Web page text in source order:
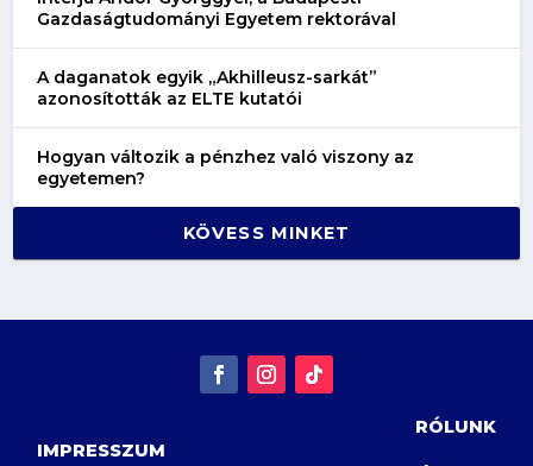
Gazdaságtudományi Egyetem rektorával
A daganatok egyik „Akhilleusz-sarkát”
azonosították az ELTE kutatói
Hogyan változik a pénzhez való viszony az
egyetemen?
KÖVESS MINKET
RÓLUNK
IMPRESSZUM